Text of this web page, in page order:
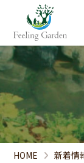
HOME 新着情